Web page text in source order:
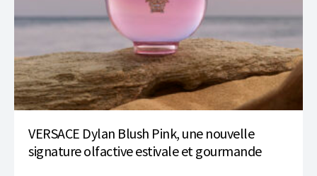
VERSACE Dylan Blush Pink, une nouvelle
signature olfactive estivale et gourmande